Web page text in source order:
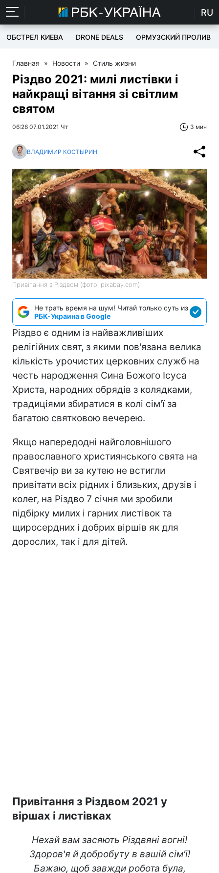
RU
ОБСТРЕЛ КИЕВА DRONE DEALS ОРМУЗСКИЙ ПРОЛИВ
Главная » Новости » Стиль жизни
Різдво 2021: милі листівки і
найкращі вітання зі світлим
святом
06:26 07.01.2021 Чт 3 мин
ВЛАДИМИР КОСТЫРИН
Привітання з Різдвом (фото: pixabay.com)
Не трать время на шум! Читай только суть из
РБК-Украина в Google
Різдво є одним із найважливіших
релігійних свят, з якими пов'язана велика
кількість урочистих церковних служб на
честь народження Сина Божого Ісуса
Христа, народних обрядів з колядками,
традиціями збиратися в колі сім'ї за
багатою святковою вечерею.
Якщо напередодні найголовнішого
православного християнського свята на
Святвечір ви за кутею не встигли
привітати всіх рідних і близьких, друзів і
колег, на Різдво 7 січня ми зробили
підбірку милих і гарних листівок та
щиросердних і добрих віршів як для
дорослих, так і для дітей.
Привітання з Різдвом 2021 у
віршах і листівках
Нехай вам засяють Різдвяні вогні!
Здоров'я й добробуту в вашій сім'ї!
Бажаю, щоб завжди робота була,